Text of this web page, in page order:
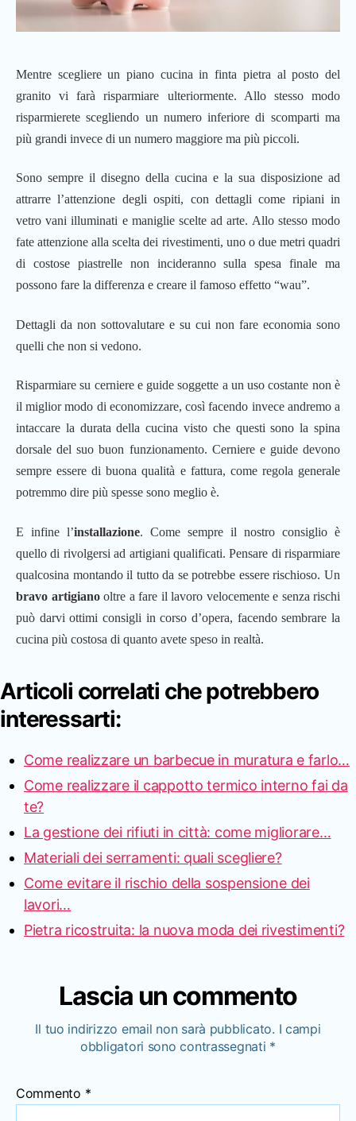
Mentre scegliere un piano cucina in finta pietra al posto del
granito vi farà risparmiare ulteriormente. Allo stesso modo
risparmierete scegliendo un numero inferiore di scomparti ma
più grandi invece di un numero maggiore ma più piccoli.
Sono sempre il disegno della cucina e la sua disposizione ad
attrarre l’attenzione degli ospiti, con dettagli come ripiani in
vetro vani illuminati e maniglie scelte ad arte. Allo stesso modo
fate attenzione alla scelta dei rivestimenti, uno o due metri quadri
di costose piastrelle non incideranno sulla spesa finale ma
possono fare la differenza e creare il famoso effetto “wau”.
Dettagli da non sottovalutare e su cui non fare economia sono
quelli che non si vedono.
Risparmiare su cerniere e guide soggette a un uso costante non è
il miglior modo di economizzare, così facendo invece andremo a
intaccare la durata della cucina visto che questi sono la spina
dorsale del suo buon funzionamento. Cerniere e guide devono
sempre essere di buona qualità e fattura, come regola generale
potremmo dire più spesse sono meglio è.
E infine l’installazione. Come sempre il nostro consiglio è
quello di rivolgersi ad artigiani qualificati. Pensare di risparmiare
qualcosina montando il tutto da se potrebbe essere rischioso. Un
bravo artigianooltre a fare il lavoro velocemente e senza rischi
può darvi ottimi consigli in corso d’opera, facendo sembrare la
cucina più costosa di quanto avete speso in realtà.
Articoli correlati che potrebbero
interessarti:
Come realizzare un barbecue in muratura e farlo…
Come realizzare il cappotto termico interno fai da
te?
La gestione dei rifiuti in città: come migliorare…
Materiali dei serramenti: quali scegliere?
Come evitare il rischio della sospensione dei
lavori…
Pietra ricostruita: la nuova moda dei rivestimenti?
Lascia un commento
Il tuo indirizzo email non sarà pubblicato. I campi
obbligatori sono contrassegnati *
Commento *